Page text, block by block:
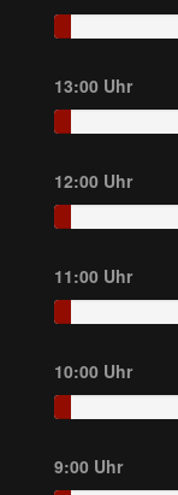
13:00 Uhr
12:00 Uhr
11:00 Uhr
10:00 Uhr
9:00 Uhr